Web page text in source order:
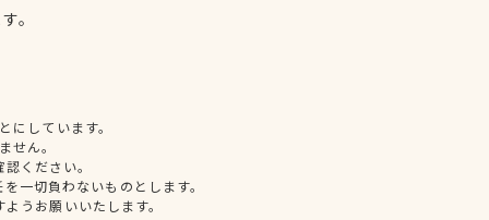
。
しています。
せん。
ください。
一切負わないものとします。
うお願いいたします。